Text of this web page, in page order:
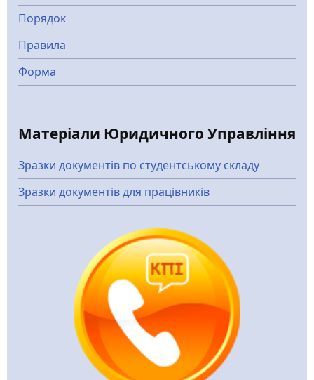
Порядок
Правила
Форма
Матеріали Юридичного Управління
Зразки документів по студентському складу
Зразки документів для працівників